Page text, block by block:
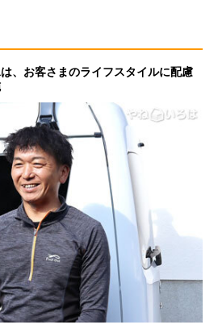
、お客さまのライフスタイルに配慮